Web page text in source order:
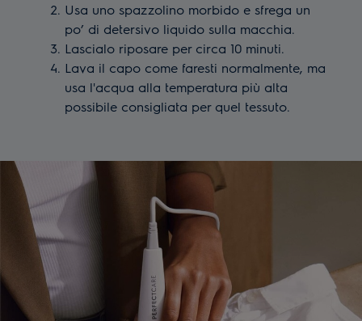
Usa uno spazzolino morbido e sfrega un
po’ di detersivo liquido sulla macchia.
Lascialo riposare per circa 10 minuti.
Lava il capo come faresti normalmente, ma
usa l'acqua alla temperatura più alta
possibile consigliata per quel tessuto.